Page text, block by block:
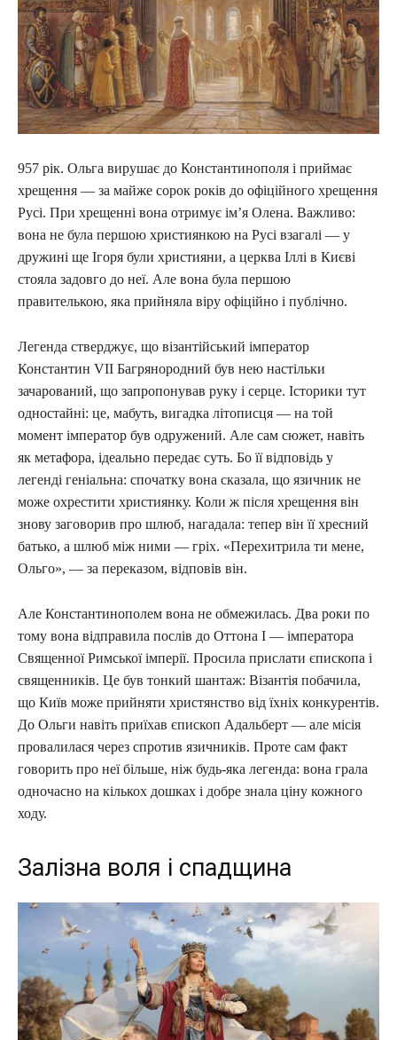
957 рік. Ольга вирушає до Константинополя і приймає
хрещення — за майже сорок років до офіційного хрещення
Русі. При хрещенні вона отримує ім’я Олена. Важливо:
вона не була першою християнкою на Русі взагалі — у
дружині ще Ігоря були християни, а церква Іллі в Києві
стояла задовго до неї. Але вона була першою
правителькою, яка прийняла віру офіційно і публічно.
Легенда стверджує, що візантійський імператор
Константин VII Багрянородний був нею настільки
зачарований, що запропонував руку і серце. Історики тут
одностайні: це, мабуть, вигадка літописця — на той
момент імператор був одружений. Але сам сюжет, навіть
як метафора, ідеально передає суть. Бо її відповідь у
легенді геніальна: спочатку вона сказала, що язичник не
може охрестити християнку. Коли ж після хрещення він
знову заговорив про шлюб, нагадала: тепер він її хресний
батько, а шлюб між ними — гріх. «Перехитрила ти мене,
Ольго», — за переказом, відповів він.
Але Константинополем вона не обмежилась. Два роки по
тому вона відправила послів до Оттона I — імператора
Священної Римської імперії. Просила прислати єпископа і
священників. Це був тонкий шантаж: Візантія побачила,
що Київ може прийняти христянство від їхніх конкурентів.
До Ольги навіть приїхав єпископ Адальберт — але місія
провалилася через спротив язичників. Проте сам факт
говорить про неї більше, ніж будь-яка легенда: вона грала
одночасно на кількох дошках і добре знала ціну кожного
ходу.
Залізна воля і спадщина